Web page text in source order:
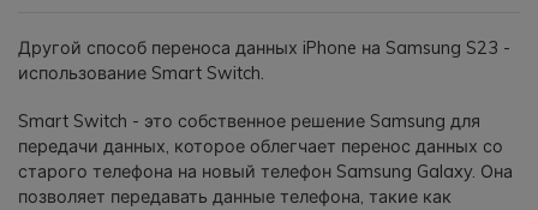
Другой способ переноса данных iPhone на Samsung S23 -
использование Smart Switch.
Smart Switch - это собственное решение Samsung для
передачи данных, которое облегчает перенос данных со
старого телефона на новый телефон Samsung Galaxy. Она
позволяет передавать данные телефона, такие как